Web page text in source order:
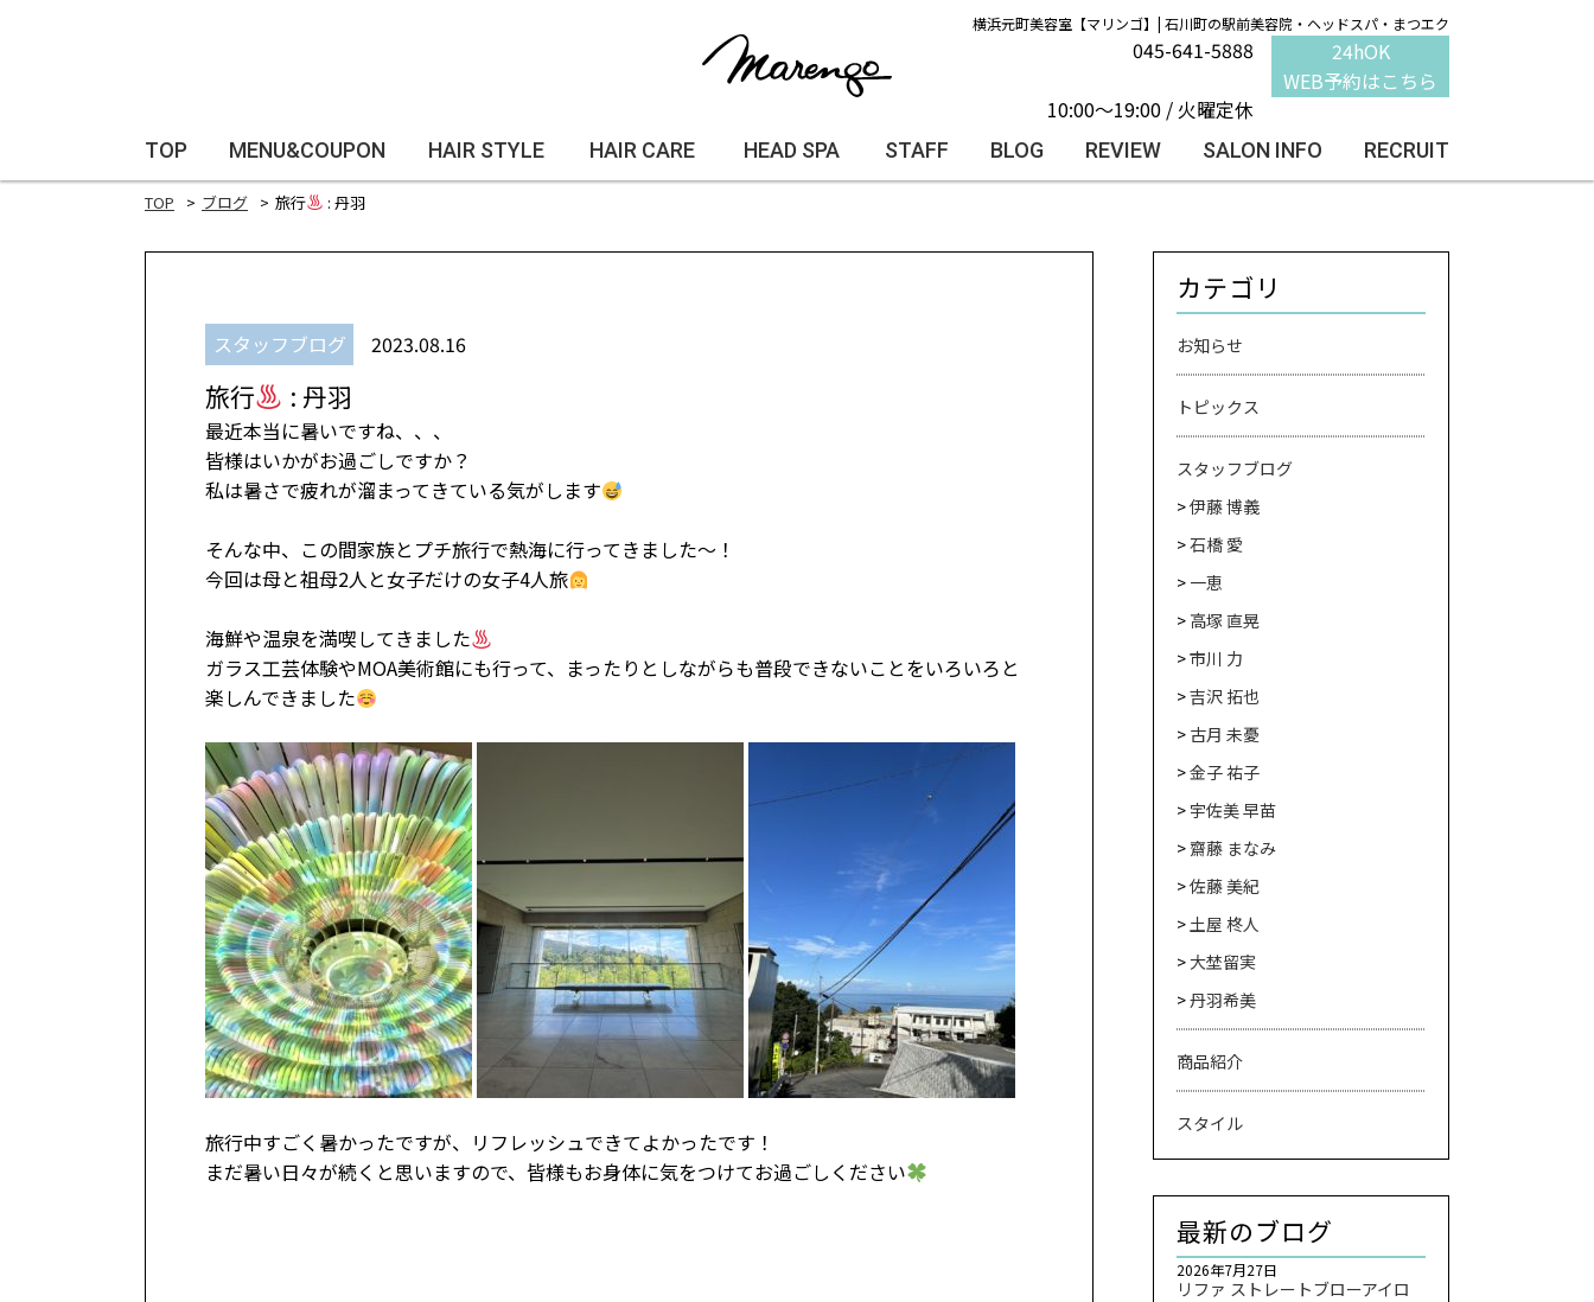
横浜元町美容室【マリンゴ】| 石川町の駅前美容院・ヘッドスパ・まつエク
045-641-5888
10:00～19:00 / 火曜定休
24hOK
WEB予約はこちら
TOP MENU&COUPON HAIR STYLE HAIR CARE HEAD SPA STAFF BLOG REVIEW SALON INFO RECRUIT
TOP ブログ 旅行 : 丹羽
スタッフブログ 2023.08.16
旅行 : 丹羽
最近本当に暑いですね、、、
皆様はいかがお過ごしですか？
私は暑さで疲れが溜まってきている気がします
そんな中、この間家族とプチ旅行で熱海に行ってきました〜！
今回は母と祖母2人と女子だけの女子4人旅
海鮮や温泉を満喫してきました
ガラス工芸体験やMOA美術館にも行って、まったりとしながらも普段できないことをいろいろと
楽しんできました
旅行中すごく暑かったですが、リフレッシュできてよかったです！
まだ暑い日々が続くと思いますので、皆様もお身体に気をつけてお過ごしください
カテゴリ
お知らせ
トピックス
スタッフブログ
伊藤 博義
石橋 愛
一恵
高塚 直晃
市川 力
吉沢 拓也
古月 未憂
金子 祐子
宇佐美 早苗
齋藤 まなみ
佐藤 美紀
土屋 柊人
大埜留実
丹羽希美
商品紹介
スタイル
最新のブログ
リファ ストレートブローアイロ
2026年7月27日